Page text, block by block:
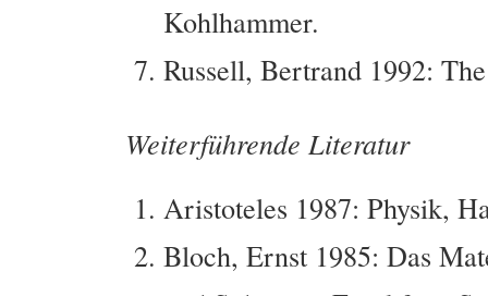
Kohlhammer.
Russell, Bertrand 1992:
Weiterführende Literatur
Aristoteles 1987: Physik,
Bloch, Ernst 1985: Das